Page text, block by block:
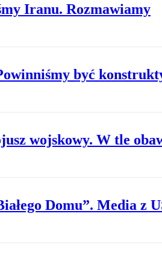
Iranu. Rozmawiamy
być
wojskowy. W tle
Domu”. Media z